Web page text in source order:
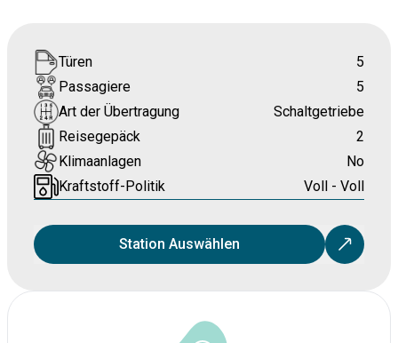
Türen
5
Passagiere
5
Art der Übertragung
Schaltgetriebe
Reisegepäck
2
Klimaanlagen
No
Kraftstoff-Politik
Voll - Voll
Station Auswählen